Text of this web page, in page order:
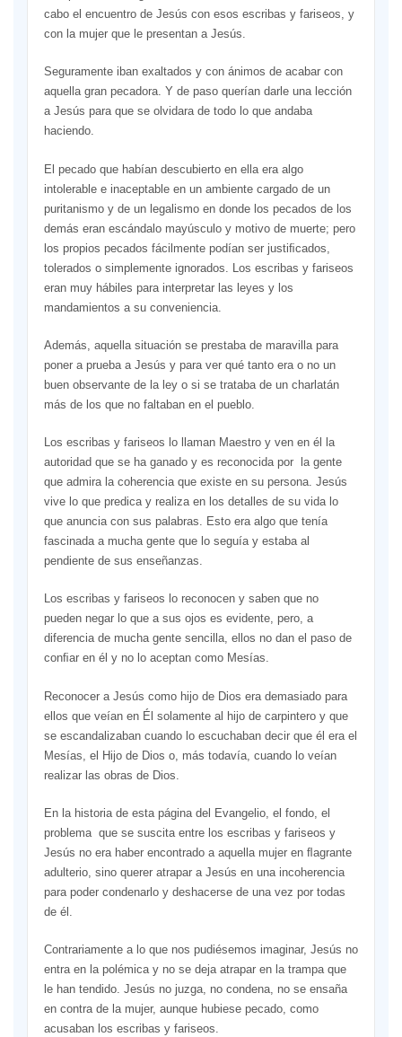
cabo el encuentro de Jesús con esos escribas y fariseos, y
con la mujer que le presentan a Jesús.
Seguramente iban exaltados y con ánimos de acabar con
aquella gran pecadora. Y de paso querían darle una lección
a Jesús para que se olvidara de todo lo que andaba
haciendo.
El pecado que habían descubierto en ella era algo
intolerable e inaceptable en un ambiente cargado de un
puritanismo y de un legalismo en donde los pecados de los
demás eran escándalo mayúsculo y motivo de muerte; pero
los propios pecados fácilmente podían ser justiﬁcados,
tolerados o simplemente ignorados. Los escribas y fariseos
eran muy hábiles para interpretar las leyes y los
mandamientos a su conveniencia.
Además, aquella situación se prestaba de maravilla para
poner a prueba a Jesús y para ver qué tanto era o no un
buen observante de la ley o si se trataba de un charlatán
más de los que no faltaban en el pueblo.
Los escribas y fariseos lo llaman Maestro y ven en él la
autoridad que se ha ganado y es reconocida por la gente
que admira la coherencia que existe en su persona. Jesús
vive lo que predica y realiza en los detalles de su vida lo
que anuncia con sus palabras. Esto era algo que tenía
fascinada a mucha gente que lo seguía y estaba al
pendiente de sus enseñanzas.
Los escribas y fariseos lo reconocen y saben que no
pueden negar lo que a sus ojos es evidente, pero, a
diferencia de mucha gente sencilla, ellos no dan el paso de
conﬁar en él y no lo aceptan como Mesías.
Reconocer a Jesús como hijo de Dios era demasiado para
ellos que veían en Él solamente al hijo de carpintero y que
se escandalizaban cuando lo escuchaban decir que él era el
Mesías, el Hijo de Dios o, más todavía, cuando lo veían
realizar las obras de Dios.
En la historia de esta página del Evangelio, el fondo, el
problema que se suscita entre los escribas y fariseos y
Jesús no era haber encontrado a aquella mujer en ﬂagrante
adulterio, sino querer atrapar a Jesús en una incoherencia
para poder condenarlo y deshacerse de una vez por todas
de él.
Contrariamente a lo que nos pudiésemos imaginar, Jesús no
entra en la polémica y no se deja atrapar en la trampa que
le han tendido. Jesús no juzga, no condena, no se ensaña
en contra de la mujer, aunque hubiese pecado, como
acusaban los escribas y fariseos.